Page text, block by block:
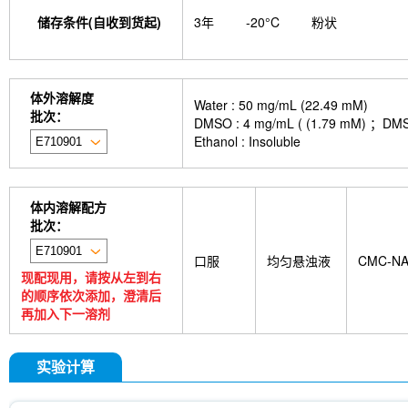
储存条件(自收到货起) 3年 -20°C 粉状
体外溶解度
批次：
Water : 50 mg/mL (22.49 mM)
DMSO : 4 mg/mL ( (1.79 mM) ；
Ethanol : Insoluble
体内溶解配方
批次：
现配现用，请按从左到右
的顺序依次添加，澄清后
再加入下一溶剂
口服 均匀悬浊液 CMC-NA
实验计算